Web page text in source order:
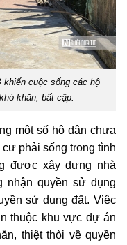
cuộc sống các hộ
khăn, bất cập.
một số hộ dân chưa
phải sống trong tình
được xây dựng nhà
nhận quyền sử dụng
sử dụng đất. Việc
thuộc khu vực dự án
thiệt thòi về quyền